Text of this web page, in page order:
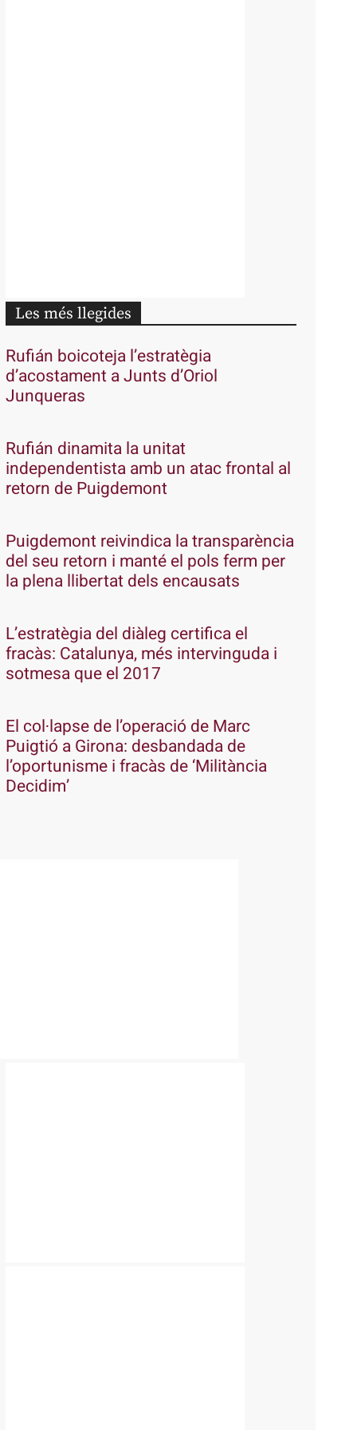
Les més llegides
Rufián boicoteja l’estratègia
d’acostament a Junts d’Oriol
Junqueras
Rufián dinamita la unitat
independentista amb un atac frontal al
retorn de Puigdemont
Puigdemont reivindica la transparència
del seu retorn i manté el pols ferm per
la plena llibertat dels encausats
L’estratègia del diàleg certifica el
fracàs: Catalunya, més intervinguda i
sotmesa que el 2017
El col·lapse de l’operació de Marc
Puigtió a Girona: desbandada de
l’oportunisme i fracàs de ‘Militància
Decidim’